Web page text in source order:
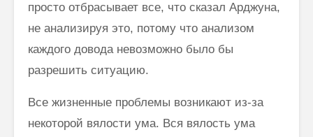
просто отбрасывает все, что сказал Арджуна,
не анализируя это, потому что анализом
каждого довода невозможно было бы
разрешить ситуацию.
Все жизненные проблемы возникают из-за
некоторой вялости ума. Вся вялость ума